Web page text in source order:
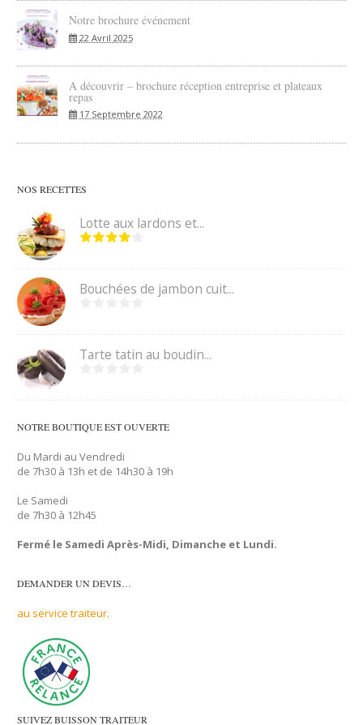
Notre brochure événement
22 Avril 2025
A découvrir – brochure réception entreprise et plateaux
repas
17 Septembre 2022
NOS RECETTES
Lotte aux lardons et...
Bouchées de jambon cuit...
Tarte tatin au boudin...
NOTRE BOUTIQUE EST OUVERTE
Du Mardi au Vendredi
de 7h30 à 13h et de 14h30 à 19h
Le Samedi
de 7h30 à 12h45
Fermé le Samedi Après-Midi, Dimanche et Lundi.
DEMANDER UN DEVIS…
au service traiteur.
SUIVEZ BUISSON TRAITEUR